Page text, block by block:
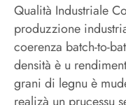
Qualità Industriale
produzzione
coerenza batch-to-
densità è u
grani di legnu è